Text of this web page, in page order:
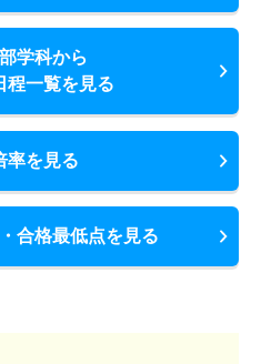
学科から
程一覧を見る
率を見る
合格最低点を見る